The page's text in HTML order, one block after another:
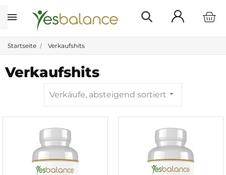
Startseite Verkaufshits
Verkaufshits
Verkäufe, absteigend sortiert arrow_drop_down